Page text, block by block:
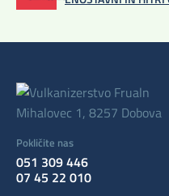
Mihalovec 1, 8257 Dobova
Pokličite nas
051 309 446
07 45 22 010